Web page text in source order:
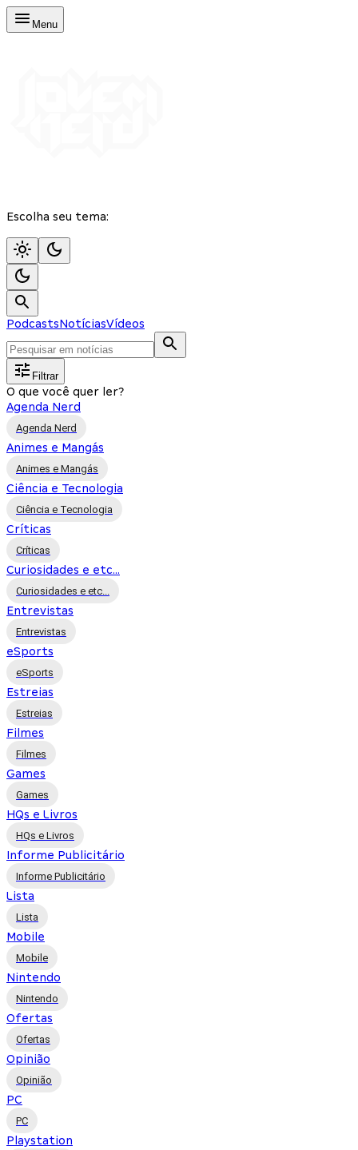
Menu
Escolha seu tema:
PodcastsNotíciasVídeos
Filtrar
O que você quer ler?
Agenda Nerd
Agenda Nerd
Animes e Mangás
Animes e Mangás
Ciência e Tecnologia
Ciência e Tecnologia
Críticas
Críticas
Curiosidades e etc...
Curiosidades e etc...
Entrevistas
Entrevistas
eSports
eSports
Estreias
Estreias
Filmes
Filmes
Games
Games
HQs e Livros
HQs e Livros
Informe Publicitário
Informe Publicitário
Lista
Lista
Mobile
Mobile
Nintendo
Nintendo
Ofertas
Ofertas
Opinião
Opinião
PC
PC
Playstation